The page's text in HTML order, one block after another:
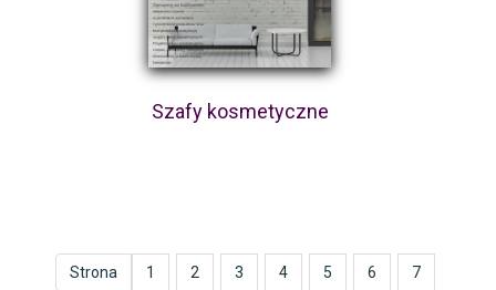
Szafy kosmetyczne
Strona 1 2 3 4 5 6 7